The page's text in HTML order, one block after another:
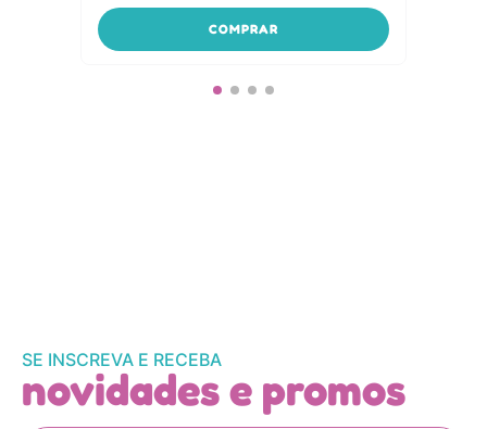
COMPRAR
SE INSCREVA E RECEBA
novidades e promos